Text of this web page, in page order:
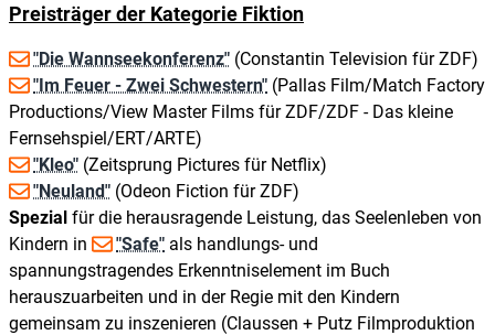
Preisträger der Kategorie Fiktion
"Die Wannseekonferenz" (Constantin Television für ZDF)
"Im Feuer - Zwei Schwestern" (Pallas Film/Match Factory
Productions/View Master Films für ZDF/ZDF - Das kleine
Fernsehspiel/ERT/ARTE)
"Kleo" (Zeitsprung Pictures für Netflix)
"Neuland" (Odeon Fiction für ZDF)
Spezial für die herausragende Leistung, das Seelenleben von
Kindern in
"Safe" als handlungs- und
spannungstragendes Erkenntniselement im Buch
herauszuarbeiten und in der Regie mit den Kindern
gemeinsam zu inszenieren (Claussen + Putz Filmproduktion